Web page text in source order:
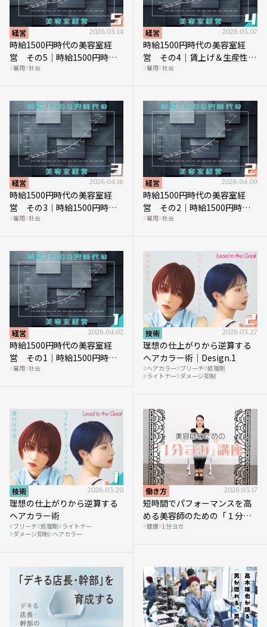
経営 2026.05.14
時給1500円時代の美容室経
営 その5｜時給1500円時代
の到来は美容業の収益構造を
雇用 社会
経営 2026.05.07
時給1500円時代の美容室経
営 その4｜賃上げ＆生産性向
上につなげる賢い助成金活用
雇用 社会
経営 2026.04.16
時給1500円時代の美容室経
営 その3｜時給1500円時
代、美容業はどのような影響
雇用 社会
経営 2026.04.09
時給1500円時代の美容室経
営 その2｜時給1500円時代
に支払う給与はいくらなのか
雇用 社会
経営 2026.04.02
時給1500円時代の美容室経
営 その1｜時給1500円時代
へ向かう社会的背景
雇用 社会
技術 2026.03.27
理想の仕上がりから逆算する
ヘアカラー術｜Design.1
ヘアカラー ブリーチ 処理剤
ライトナー ダメージ抑制
技術 2026.03.20
理想の仕上がりから逆算する
ヘアカラー術
ブリーチ 処理剤 ライトナー
ダメージ抑制 ヘアカラー
働き方 2026.03.17
短時間でパフォーマンスを高
める美容師のための「１分ヨ
ガ」講座｜実践編
健康 1分ヨガ